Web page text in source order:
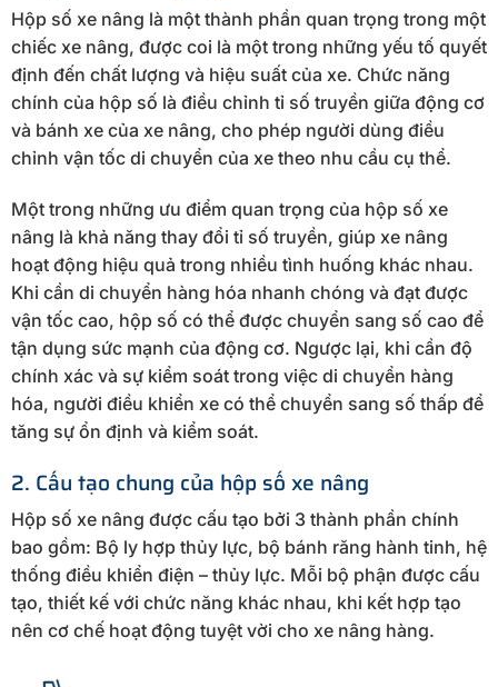
Hộp số xe nâng là một thành phần quan trọng trong một
chiếc xe nâng, được coi là một trong những yếu tố quyết
định đến chất lượng và hiệu suất của xe. Chức năng
chính của hộp số là điều chỉnh tỉ số truyền giữa động cơ
và bánh xe của xe nâng, cho phép người dùng điều
chỉnh vận tốc di chuyển của xe theo nhu cầu cụ thể.
Một trong những ưu điểm quan trọng của hộp số xe
nâng là khả năng thay đổi tỉ số truyền, giúp xe nâng
hoạt động hiệu quả trong nhiều tình huống khác nhau.
Khi cần di chuyển hàng hóa nhanh chóng và đạt được
vận tốc cao, hộp số có thể được chuyển sang số cao để
tận dụng sức mạnh của động cơ. Ngược lại, khi cần độ
chính xác và sự kiểm soát trong việc di chuyển hàng
hóa, người điều khiển xe có thể chuyển sang số thấp để
tăng sự ổn định và kiểm soát.
2. Cấu tạo chung của hộp số xe nâng
Hộp số xe nâng được cấu tạo bởi 3 thành phần chính
bao gồm: Bộ ly hợp thủy lực, bộ bánh răng hành tinh, hệ
thống điều khiển điện – thủy lực. Mỗi bộ phận được cấu
tạo, thiết kế với chức năng khác nhau, khi kết hợp tạo
nên cơ chế hoạt động tuyệt vời cho xe nâng hàng.